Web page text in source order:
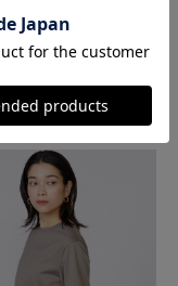
ツ ¥8,910